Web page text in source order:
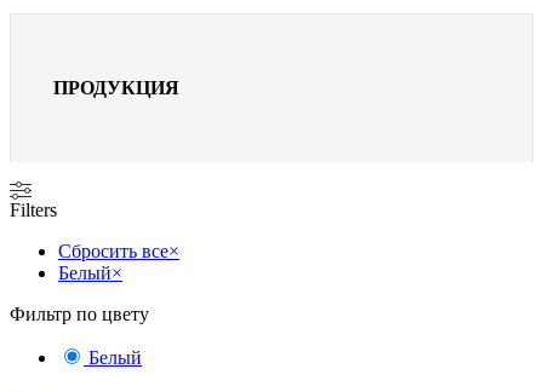
ПРОДУКЦИЯ
Filters
Сбросить все×
Белый×
Фильтр по цвету
Белый